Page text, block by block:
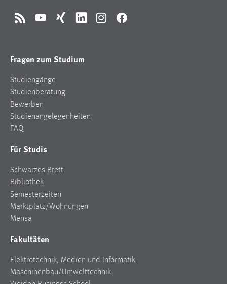
RSS YouTubeXing LinkedInInstagramFacebook
Fragen zum Studium
Studiengänge
Studienberatung
Bewerben
Studienangelegenheiten
FAQ
Für Studis
Schwarzes Brett
Bibliothek
Semesterzeiten
Marktplatz/Wohnungen
Mensa
Fakultäten
Elektrotechnik, Medien und Informatik
Maschinenbau/Umwelttechnik